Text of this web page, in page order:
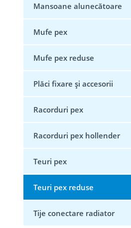
Mansoane alunecătoare
Mufe pex
Mufe pex reduse
Plăci fixare și accesorii
Racorduri pex
Racorduri pex hollender
Teuri pex
Teuri pex reduse
Tije conectare radiator